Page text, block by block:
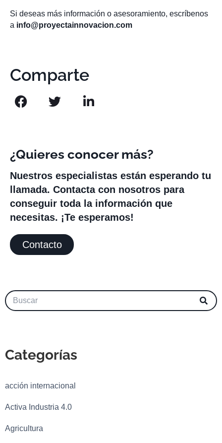
Si deseas más información o asesoramiento, escríbenos
a info@proyectainnovacion.com
Comparte
¿Quieres conocer más?
Nuestros especialistas están esperando tu
llamada. Contacta con nosotros para
conseguir toda la información que
necesitas. ¡Te esperamos!
Contacto
Categorías
acción internacional
Activa Industria 4.0
Agricultura